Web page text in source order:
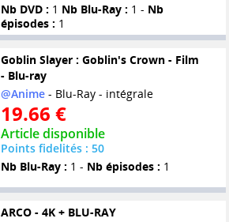
Nb DVD : 1 Nb Blu-Ray : 1 - Nb
épisodes : 1
Goblin Slayer : Goblin's Crown - Film
- Blu-ray
@Anime- Blu-Ray - intégrale
19.66 €
Article disponible
Points fidelités : 50
Nb Blu-Ray : 1 - Nb épisodes : 1
ARCO - 4K + BLU-RAY